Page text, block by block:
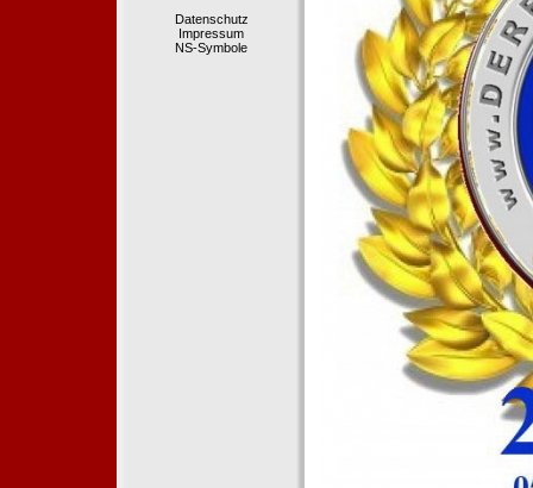
Datenschutz
Impressum
NS-Symbole